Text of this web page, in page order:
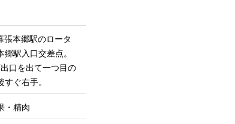
張本郷駅のロータ
駅入口交差点。
口を出て一つ目の
ぐ右手。
・精肉